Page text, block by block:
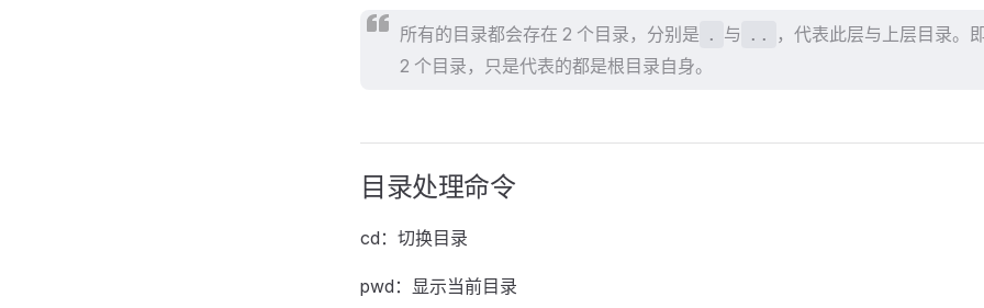
所有的目录都会存在 2 个目录，分别是 . 与 ..
，代表此层与上层目录。
2 个目录，只是代表的都是根目录自身。
目录处理命令
cd：切换目录
pwd：显示当前目录